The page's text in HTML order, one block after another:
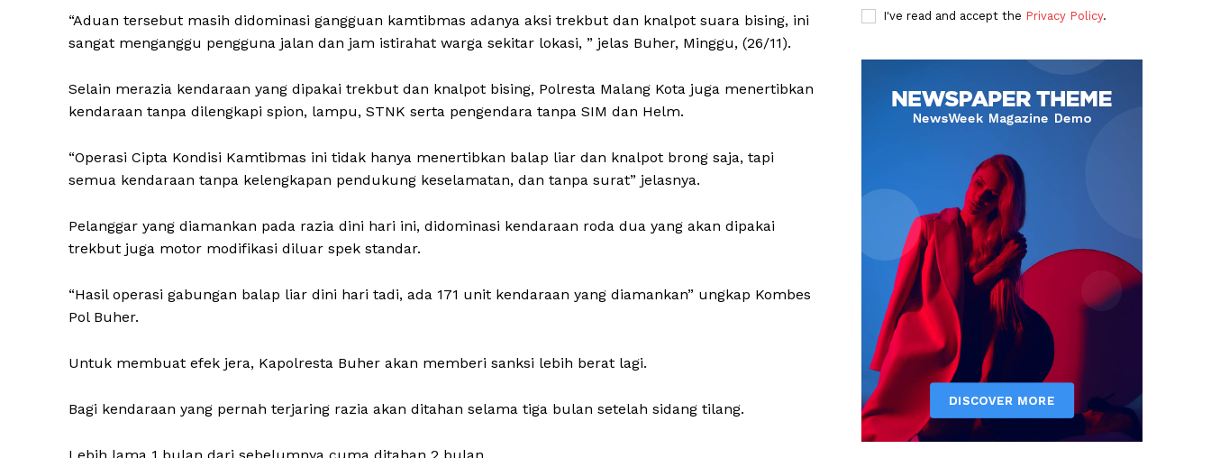
“Aduan tersebut masih didominasi gangguan kamtibmas adanya aksi trekbut dan knalpot suara bising, ini
sangat menganggu pengguna jalan dan jam istirahat warga sekitar lokasi, ” jelas Buher, Minggu, (26/11).
Selain merazia kendaraan yang dipakai trekbut dan knalpot bising, Polresta Malang Kota juga menertibkan
kendaraan tanpa dilengkapi spion, lampu, STNK serta pengendara tanpa SIM dan Helm.
“Operasi Cipta Kondisi Kamtibmas ini tidak hanya menertibkan balap liar dan knalpot brong saja, tapi
semua kendaraan tanpa kelengkapan pendukung keselamatan, dan tanpa surat” jelasnya.
Pelanggar yang diamankan pada razia dini hari ini, didominasi kendaraan roda dua yang akan dipakai
trekbut juga motor modifikasi diluar spek standar.
“Hasil operasi gabungan balap liar dini hari tadi, ada 171 unit kendaraan yang diamankan” ungkap Kombes
Pol Buher.
Untuk membuat efek jera, Kapolresta Buher akan memberi sanksi lebih berat lagi.
Bagi kendaraan yang pernah terjaring razia akan ditahan selama tiga bulan setelah sidang tilang.
I've read and accept the Privacy Policy.